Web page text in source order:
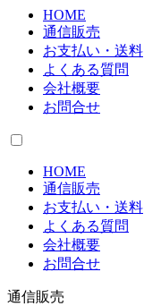
HOME
通信販売
お支払い・送料
よくある質問
会社概要
お問合せ
HOME
通信販売
お支払い・送料
よくある質問
会社概要
お問合せ
通信販売